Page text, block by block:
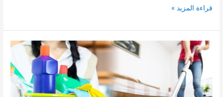
شركة
موكيت
في
الشارقة
قراءة المزيد »